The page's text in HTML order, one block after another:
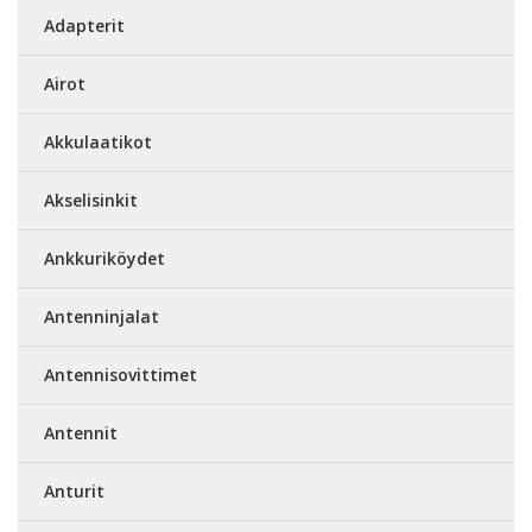
Adapterit
Airot
Akkulaatikot
Akselisinkit
Ankkuriköydet
Antenninjalat
Antennisovittimet
Antennit
Anturit